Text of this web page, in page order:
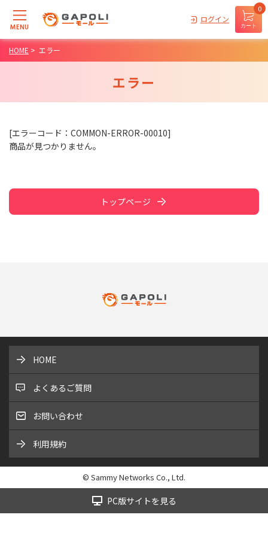
MENU
ログイン
カート
0
HOME > エラー
エラー
[エラーコード：COMMON-ERROR-00010]
商品が見つかりません。
トップページ
HOME
よくあるご質問
お問い合わせ
利用規約
© Sammy Networks Co., Ltd.
PC版サイトを見る